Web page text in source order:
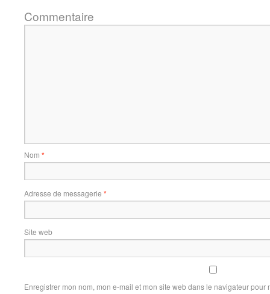
Commentaire
Nom *
Adresse de messagerie *
Site web
Enregistrer mon nom, mon e-mail et mon site web dans le navigateur pour